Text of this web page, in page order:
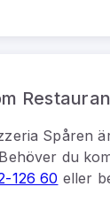
Spåren
Behöver du
126 60 eller